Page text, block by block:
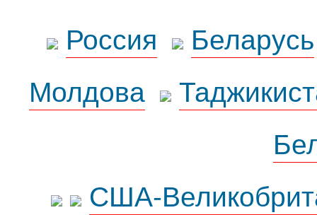
Россия
Беларусь
Молдова
США-